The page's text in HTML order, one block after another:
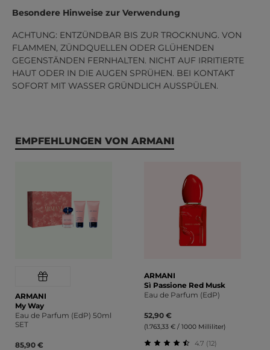
Besondere Hinweise zur Verwendung
ACHTUNG: ENTZÜNDBAR BIS ZUR TROCKNUNG. VON
FLAMMEN, ZÜNDQUELLEN ODER GLÜHENDEN
GEGENSTÄNDEN FERNHALTEN. NICHT AUF IRRITIERTE
HAUT ODER IN DIE AUGEN SPRÜHEN. BEI KONTAKT
SOFORT MIT WASSER GRÜNDLICH AUSSPÜLEN.
Produktgalerie überspringen
EMPFEHLUNGEN VON ARMANI
ARMANI
My Way
Eau de Parfum (EdP) 50ml
SET
85,90 €
ARMANI
Sì Passione Red Musk
Eau de Parfum (EdP)
52,90 €
(1.763,33 € / 1000 Milliliter)
4.7 (12)